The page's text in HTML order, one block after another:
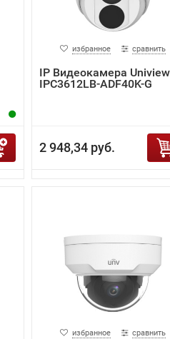
избранное сравнить
IP Видеокамера Uniview
IPC3612LB-ADF40K-G
2 948,34 руб.
избранное сравнить